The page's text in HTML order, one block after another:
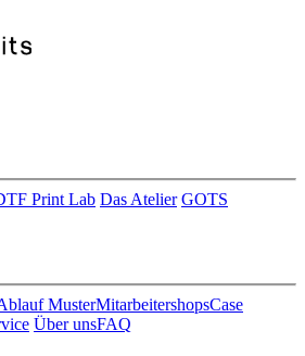
Print Lab Das Atelier GOTS
MusterMitarbeitershopsCase
Über unsFAQ